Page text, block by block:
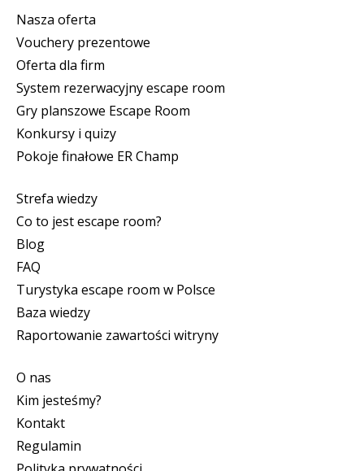
Nasza oferta
Vouchery prezentowe
Oferta dla firm
System rezerwacyjny escape room
Gry planszowe Escape Room
Konkursy i quizy
Pokoje finałowe ER Champ
Strefa wiedzy
Co to jest escape room?
Blog
FAQ
Turystyka escape room w Polsce
Baza wiedzy
Raportowanie zawartości witryny
O nas
Kim jesteśmy?
Kontakt
Regulamin